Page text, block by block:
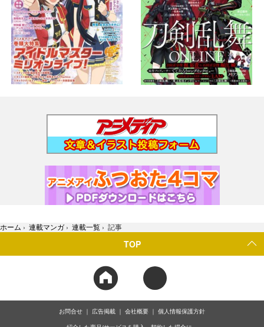
ホーム › 連載マンガ › 連載一覧 › 記事
TOP
お問合せ 広告掲載 会社概要 個人情報保護方針